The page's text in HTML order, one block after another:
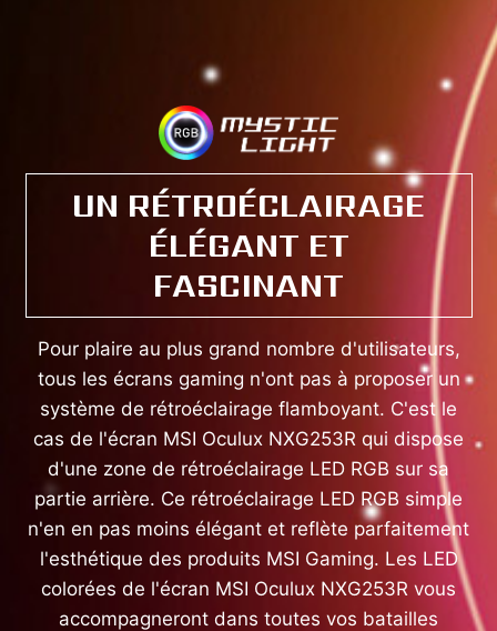
UN RÉTROÉCLAIRAGE
ÉLÉGANT ET
FASCINANT
Pour plaire au plus grand nombre d'utilisateurs,
tous les écrans gaming n'ont pas à proposer un
système de rétroéclairage flamboyant. C'est le
cas de l'écran MSI Oculux NXG253R qui dispose
d'une zone de rétroéclairage LED RGB sur sa
partie arrière. Ce rétroéclairage LED RGB simple
n'en en pas moins élégant et reflète parfaitement
l'esthétique des produits MSI Gaming. Les LED
colorées de l'écran MSI Oculux NXG253R vous
accompagneront dans toutes vos batailles